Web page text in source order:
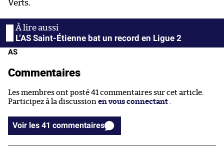
Verts.
L’AS Saint-Étienne bat un record en Ligue 2
AS
Commentaires
Les membres ont posté 41 commentaires sur cet article.
Participez à la discussion en vous connectant
Voir les 41 commentaires